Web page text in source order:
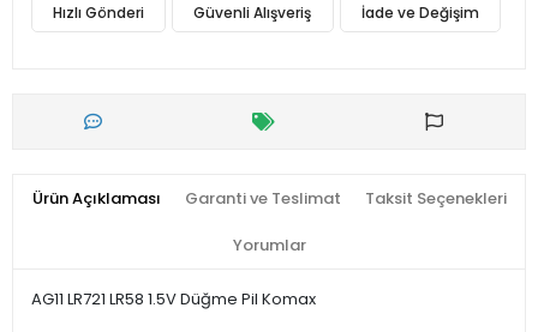
Hızlı Gönderi Güvenli Alışveriş İade ve Değişim
Ürün Açıklaması Garanti ve Teslimat Taksit Seçenekleri
Yorumlar
AG11 LR721 LR58 1.5V Düğme Pil Komax